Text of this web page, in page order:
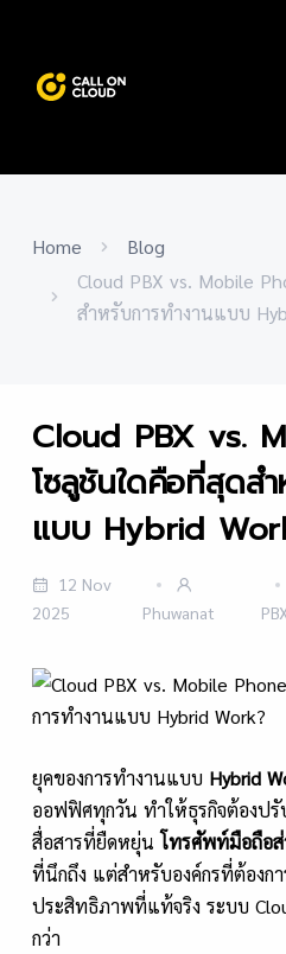
Home
Blog
Cloud PBX vs. Mobile
สำหรับการทำงานแบบ
Cloud PBX vs.
โซลูชันใดคือที่สุดส
แบบ Hybrid
12 Nov
2025
Phuwanat
ยุคของการทำงานแบบ Hybrid
ออฟฟิศทุกวัน ทำให้ธุรกิจต้องปรั
สื่อสารที่ยืดหยุ่น โทรศัพท์มือถือ
ที่นึกถึง แต่สำหรับองค์กรที่ต้องก
ประสิทธิภาพที่แท้จริง ระบบ
กว่า